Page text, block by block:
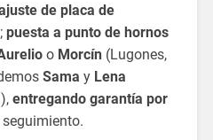
de placa de
; puesta a punto de hornos
o Morcín(Lugones,
Sama y Lena
entregando garantía por